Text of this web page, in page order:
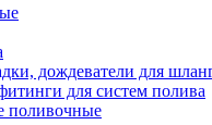
дождеватели для
для систем полива
поливочные